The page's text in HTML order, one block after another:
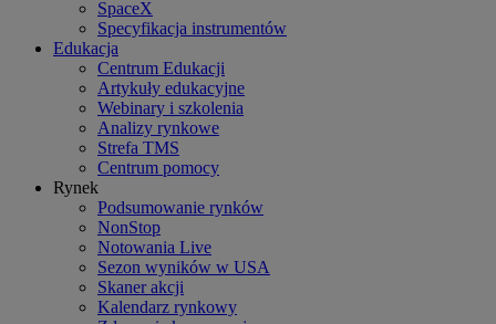
SpaceX
Specyfikacja instrumentów
Edukacja
Centrum Edukacji
Artykuły edukacyjne
Webinary i szkolenia
Analizy rynkowe
Strefa TMS
Centrum pomocy
Rynek
Podsumowanie rynków
NonStop
Notowania Live
Sezon wyników w USA
Skaner akcji
Kalendarz rynkowy